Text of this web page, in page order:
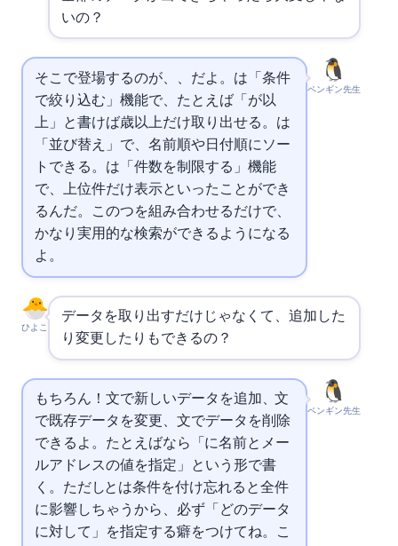
いの？
ペンギン先生
そこで登場するのがWHERE、ORDER BY、LIMITだよ。WHEREは「条件
で絞り込む」機能で、たとえば「WHERE age が 20以
上」と書けば20歳以上だけ取り出せる。ORDER BYは
「並び替え」で、名前順や日付順にソー
トできる。LIMITは「件数を制限する」機能
で、上位10件だけ表示といったことができ
るんだ。この3つを組み合わせるだけで、
かなり実用的な検索ができるようになる
よ。
ひよこ
データを取り出すだけじゃなくて、追加した
り変更したりもできるの？
ペンギン先生
もちろん！INSERT文で新しいデータを追加、UPDATE文
で既存データを変更、DELETE文でデータを削除
できるよ。たとえばINSERTなら「INSERT INTO users に名前とメー
ルアドレスの値を指定」という形で書
く。ただしUPDATEとDELETEはWHERE条件を付け忘れると全件
に影響しちゃうから、必ず「どのデータ
に対して」を指定する癖をつけてね。こ